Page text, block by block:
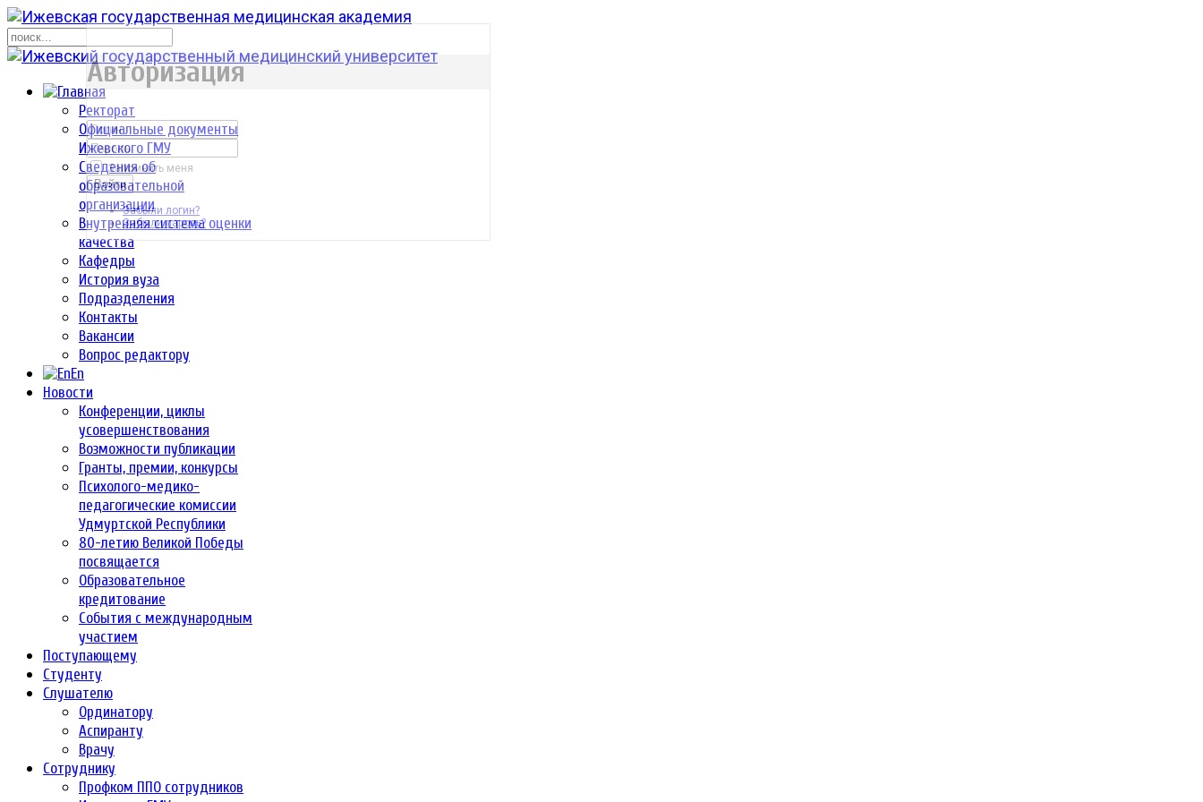
Ректорат
Официальные документы
Ижевского ГМУ
Сведения об
образовательной
организации
Внутренняя система оценки
качества
Кафедры
История вуза
Подразделения
Контакты
Вакансии
Вопрос редактору
En
Новости
Конференции, циклы
усовершенствования
Возможности публикации
Гранты, премии, конкурсы
Психолого-медико-
педагогические комиссии
Удмуртской Республики
80-летию Великой Победы
посвящается
Образовательное
кредитование
События с международным
участием
Поступающему
Студенту
Слушателю
Ординатору
Аспиранту
Врачу
Сотруднику
Профком ППО сотрудников
р
Авторизация
Запомнить меня
Войти
Забыли логин?
Забыли пароль?